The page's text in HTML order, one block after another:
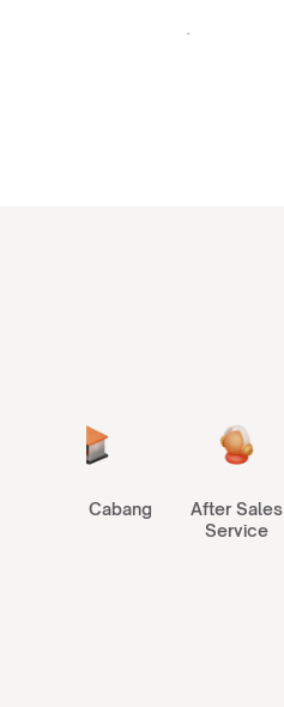
Gudang Cabang
After Sales
Service